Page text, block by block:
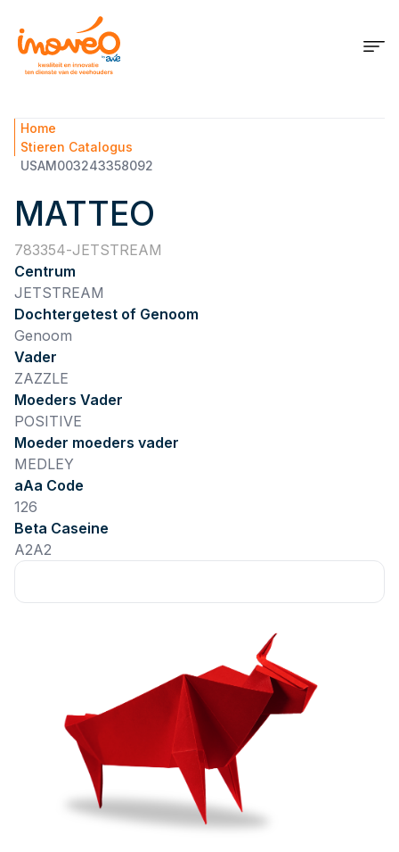
Home
Stieren Catalogus
USAM003243358092
MATTEO
783354 JETSTREAM
Centrum
JETSTREAM
Dochtergetest of Genoom
Genoom
Vader
ZAZZLE
Moeders Vader
POSITIVE
Moeder moeders vader
MEDLEY
aAa Code
126
Beta Caseine
A2A2